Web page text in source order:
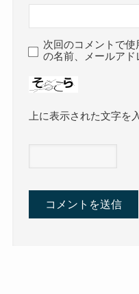
次回のコメントで
の名前、メールアド
上に表示された文字を